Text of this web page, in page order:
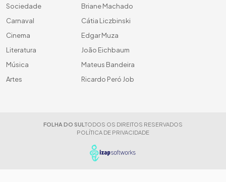
Sociedade
Carnaval
Cinema
Literatura
Música
Artes
Briane Machado
Cátia Liczbinski
Edgar Muza
João Eichbaum
Mateus Bandeira
Ricardo Peró Job
FOLHA DO SUL TODOS OS DIREITOS RESERVADOS
POLÍTICA DE PRIVACIDADE